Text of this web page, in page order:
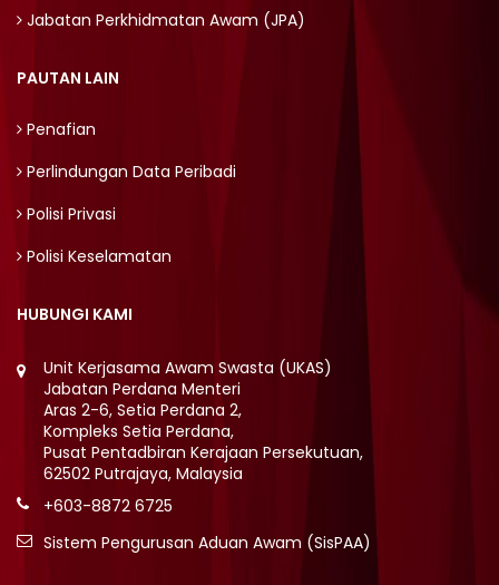
Jabatan Perkhidmatan Awam (JPA)
PAUTAN LAIN
Penafian
Perlindungan Data Peribadi
Polisi Privasi
Polisi Keselamatan
HUBUNGI KAMI
Unit Kerjasama Awam Swasta (UKAS)
Jabatan Perdana Menteri
Aras 2-6, Setia Perdana 2,
Kompleks Setia Perdana,
Pusat Pentadbiran Kerajaan Persekutuan,
62502 Putrajaya, Malaysia
+603-8872 6725
Sistem Pengurusan Aduan Awam (SisPAA)